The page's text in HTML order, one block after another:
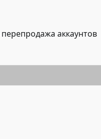
перепродажа аккаунтов